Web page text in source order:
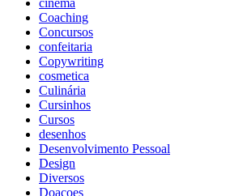
Coaching
Concursos
confeitaria
Copywriting
cosmetica
Culinária
Cursinhos
Cursos
desenhos
Desenvolvimento Pessoal
Design
Diversos
Doaçoes